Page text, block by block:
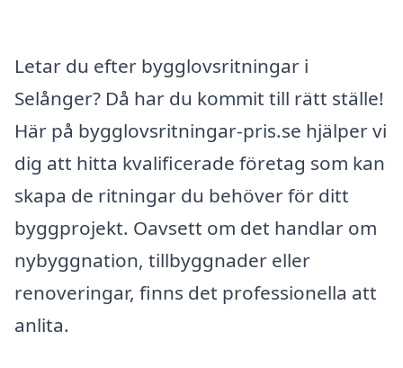
Letar du efter bygglovsritningar i
Selånger? Då har du kommit till rätt ställe!
Här på bygglovsritningar-pris.se hjälper vi
dig att hitta kvalificerade företag som kan
skapa de ritningar du behöver för ditt
byggprojekt. Oavsett om det handlar om
nybyggnation, tillbyggnader eller
renoveringar, finns det professionella att
anlita.